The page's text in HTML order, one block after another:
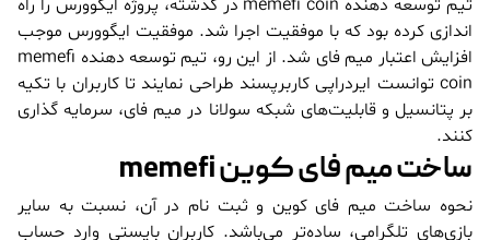
تیم توسعه دهنده memefi coin در گذشته، پروژه ایگوورس را راه
اندازی کرده بود که با موفقیت اجرا شد. موفقیت ایگوورس موجب
افزایش اعتبار میم فای شد. از این رو، تیم توسعه دهنده memefi
coin توانست ایردراپی کاربرپسند طراحی نمایند تا کاربران با تکیه
بر پتانسیل و قابلیت‌های شبکه سولانا در میم فای، سرمایه گذاری
کنند.
ساخت میم فای کوین memefi
نحوه ساخت میم فای کوین و ثبت نام در آن، نسبت به سایر
بازی‌های تلگرامی، ساده‌تر می‌باشد. کاربران بایستی وارد حساب